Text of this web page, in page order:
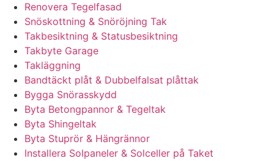
Renovera Tegelfasad
Snöskottning & Snöröjning Tak
Takbesiktning & Statusbesiktning
Takbyte Garage
Takläggning
Bandtäckt plåt & Dubbelfalsat plåttak
Bygga Snörasskydd
Byta Betongpannor & Tegeltak
Byta Shingeltak
Byta Stuprör & Hängrännor
Installera Solpaneler & Solceller på Taket